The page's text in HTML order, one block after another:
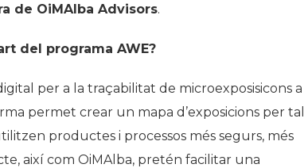
de OiMAlba Advisors.
del programa AWE?
per a la traçabilitat de microexposisicons a
permet crear un mapa d’exposicions per tal
productes i processos més segurs, més
així com OiMAlba, pretén facilitar una